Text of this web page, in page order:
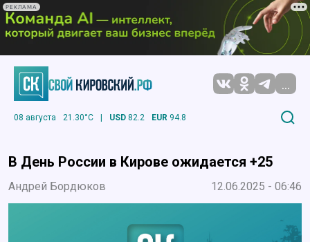
РЕКЛАМА
...
08 августа 21.30°C | USD 82.2 EUR 94.8
В День России в Кирове ожидается +25
Андрей Бордюков 12.06.2025 - 06:46